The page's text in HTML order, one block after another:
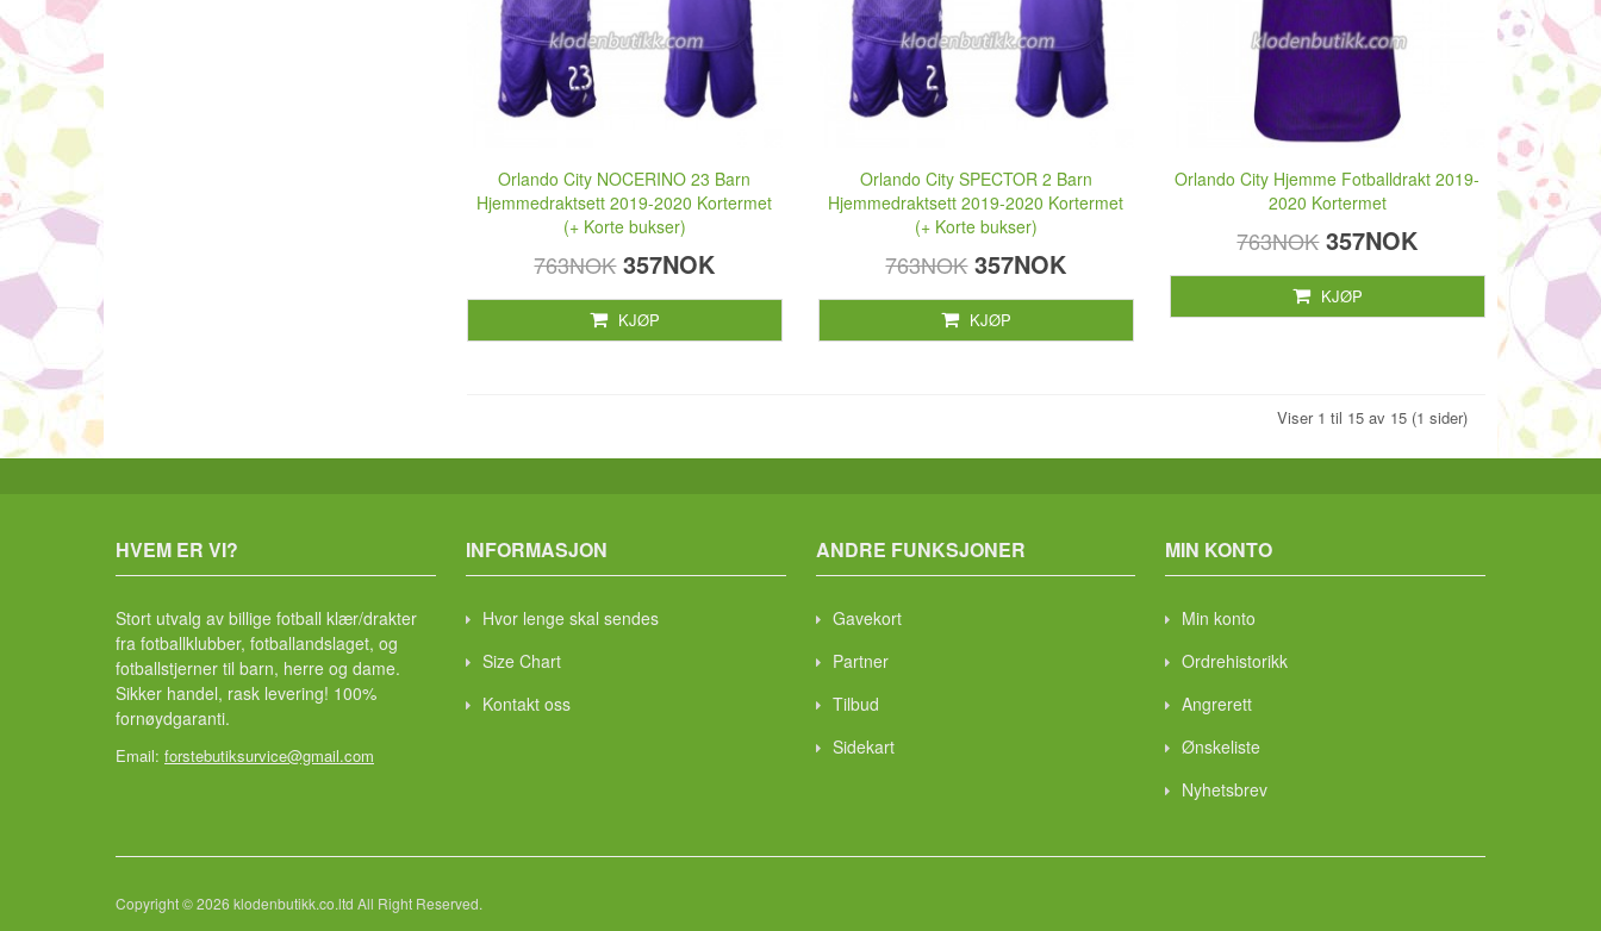
Orlando City NOCERINO 23 Barn
Hjemmedraktsett 2019-2020 Kortermet
(+ Korte bukser)
763NOK 357NOK
KJØP
Orlando City SPECTOR 2 Barn
Hjemmedraktsett 2019-2020 Kortermet
(+ Korte bukser)
763NOK 357NOK
KJØP
Orlando City Hjemme Fotballdrakt 2019-
2020 Kortermet
763NOK 357NOK
KJØP
Viser 1 til 15 av 15 (1 sider)
HVEM ER VI?
Stort utvalg av billige fotball klær/drakter
fra fotballklubber, fotballandslaget, og
fotballstjerner til barn, herre og dame.
Sikker handel, rask levering! 100%
fornøydgaranti.
Email: forstebutiksurvice@gmail.com
INFORMASJON
Hvor lenge skal sendes
Size Chart
Kontakt oss
ANDRE FUNKSJONER
Gavekort
Partner
Tilbud
Sidekart
MIN KONTO
Min konto
Ordrehistorikk
Angrerett
Ønskeliste
Nyhetsbrev
Copyright © 2026 klodenbutikk.co.ltd All Right Reserved.